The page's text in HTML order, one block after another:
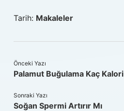
Tarih: Makaleler
Önceki Yazı
Palamut Buğulama Kaç Kalori
Sonraki Yazı
Soğan Spermi Artırır Mı